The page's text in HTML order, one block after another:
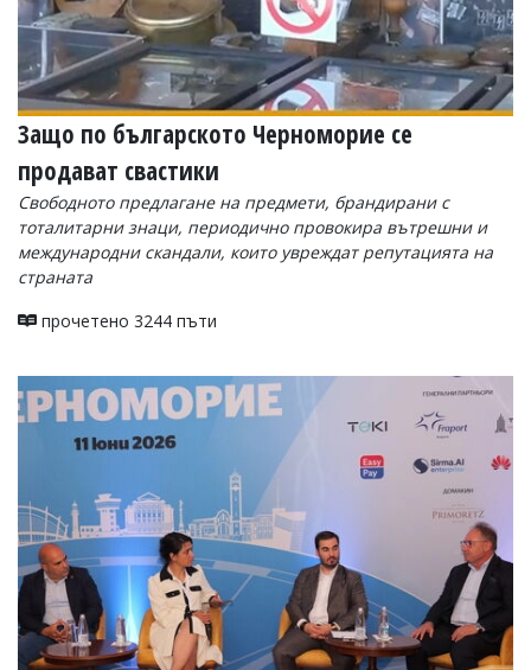
Защо по българското Черноморие се
продават свастики
Свободното предлагане на предмети, брандирани с
тоталитарни знаци, периодично провокира вътрешни и
международни скандали, които увреждат репутацията на
страната
прочетено 3244 пъти